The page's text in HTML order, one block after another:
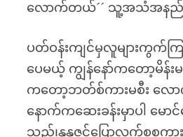
လောက်တယ်´´ သူ့အသံအနည်
ပတ်ဝန်းကျင်မှလူများကွက်က
ပေမယ့် ကျွန်နော်ကတော့မိ
ကတော့ဘတ်စ်ကားမစီး လောက်
နောက်ကဆေးခန်းမှာပါ မ
သည်၊နုနုဇင်ပြောလက်စစကာ